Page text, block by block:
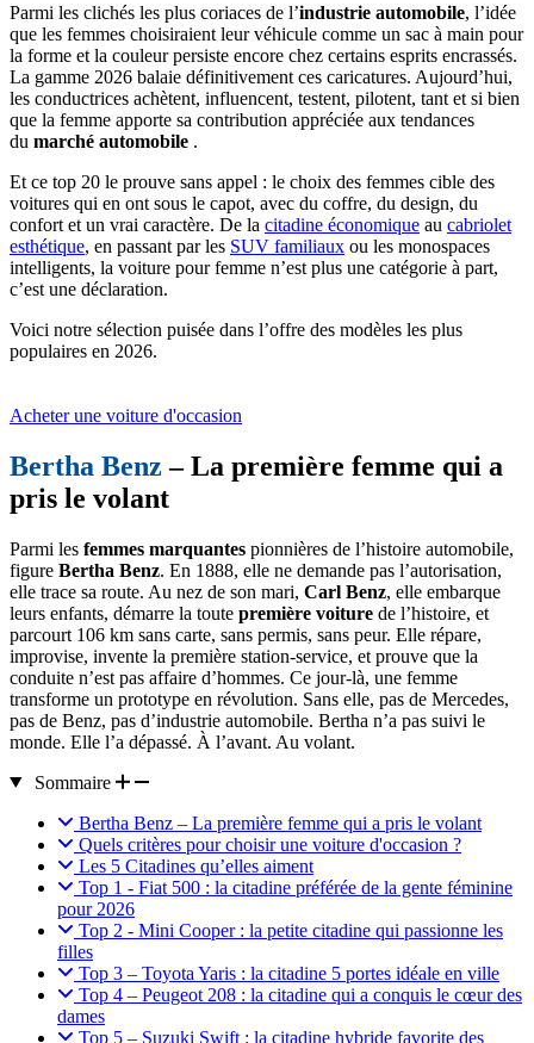
Parmi les clichés les plus coriaces de l’industrie automobile, l’idée
que les femmes choisiraient leur véhicule comme un sac à main pour
la forme et la couleur persiste encore chez certains esprits encrassés.
La gamme 2026 balaie définitivement ces caricatures. Aujourd’hui,
les conductrices achètent, influencent, testent, pilotent, tant et si bien
que la femme apporte sa contribution appréciée aux tendances
du marché automobile .
Et ce top 20 le prouve sans appel : le choix des femmes cible des
voitures qui en ont sous le capot, avec du coffre, du design, du
confort et un vrai caractère. De la citadine économique au cabriolet
esthétique, en passant par les SUV familiaux ou les monospaces
intelligents, la voiture pour femme n’est plus une catégorie à part,
c’est une déclaration.
Voici notre sélection puisée dans l’offre des modèles les plus
populaires en 2026.
Acheter une voiture d'occasion
Bertha Benz – La première femme qui a
pris le volant
Parmi les femmes marquantes pionnières de l’histoire automobile,
figure Bertha Benz. En 1888, elle ne demande pas l’autorisation,
elle trace sa route. Au nez de son mari, Carl Benz, elle embarque
leurs enfants, démarre la toute première voiture de l’histoire, et
parcourt 106 km sans carte, sans permis, sans peur. Elle répare,
improvise, invente la première station-service, et prouve que la
conduite n’est pas affaire d’hommes. Ce jour-là, une femme
transforme un prototype en révolution. Sans elle, pas de Mercedes,
pas de Benz, pas d’industrie automobile. Bertha n’a pas suivi le
monde. Elle l’a dépassé. À l’avant. Au volant.
Sommaire
Bertha Benz – La première femme qui a pris le volant
Quels critères pour choisir une voiture d'occasion ?
Les 5 Citadines qu’elles aiment
Top 1 - Fiat 500 : la citadine préférée de la gente féminine
pour 2026
Top 2 - Mini Cooper : la petite citadine qui passionne les
filles
Top 3 – Toyota Yaris : la citadine 5 portes idéale en ville
Top 4 – Peugeot 208 : la citadine qui a conquis le cœur des
dames
Top 5 – Suzuki Swift : la citadine hybride favorite des